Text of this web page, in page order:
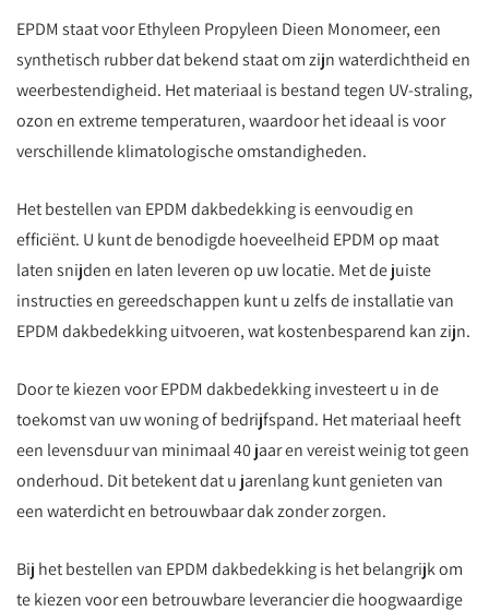
EPDM staat voor Ethyleen Propyleen Dieen Monomeer, een
synthetisch rubber dat bekend staat om zijn waterdichtheid en
weerbestendigheid. Het materiaal is bestand tegen UV-straling,
ozon en extreme temperaturen, waardoor het ideaal is voor
verschillende klimatologische omstandigheden.
Het bestellen van EPDM dakbedekking is eenvoudig en
efficiënt. U kunt de benodigde hoeveelheid EPDM op maat
laten snijden en laten leveren op uw locatie. Met de juiste
instructies en gereedschappen kunt u zelfs de installatie van
EPDM dakbedekking uitvoeren, wat kostenbesparend kan zijn.
Door te kiezen voor EPDM dakbedekking investeert u in de
toekomst van uw woning of bedrijfspand. Het materiaal heeft
een levensduur van minimaal 40 jaar en vereist weinig tot geen
onderhoud. Dit betekent dat u jarenlang kunt genieten van
een waterdicht en betrouwbaar dak zonder zorgen.
Bij het bestellen van EPDM dakbedekking is het belangrijk om
te kiezen voor een betrouwbare leverancier die hoogwaardige